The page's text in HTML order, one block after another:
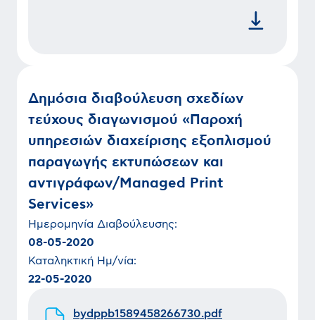
Δημόσια διαβούλευση σχεδίων
τεύχους διαγωνισμού «Παροχή
υπηρεσιών διαχείρισης εξοπλισμού
παραγωγής εκτυπώσεων και
αντιγράφων/Managed Print
Services»
Ημερομηνία Διαβούλευσης:
08-05-2020
Καταληκτική Ημ/νία:
22-05-2020
bydppb1589458266730.pdf